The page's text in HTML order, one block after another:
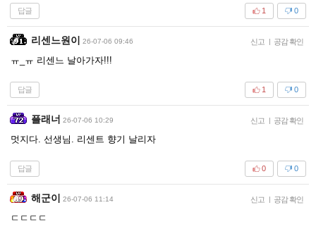
답글 0
1
리센느원이 26-07-06 09:46 신고 | 공감 확인
ㅠ_ㅠ 리센느 날아가자!!!
답글 0
1
플래너 26-07-06 10:29 신고 | 공감 확인
멋지다. 선생님. 리센트 향기 날리자
답글 0
0
해군이 26-07-06 11:14 신고 | 공감 확인
ㄷㄷㄷㄷ